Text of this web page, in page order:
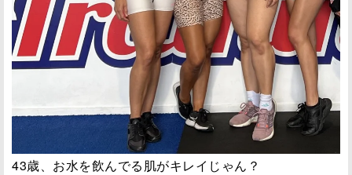
43歳、お水を飲んでる肌がキレイじゃん？